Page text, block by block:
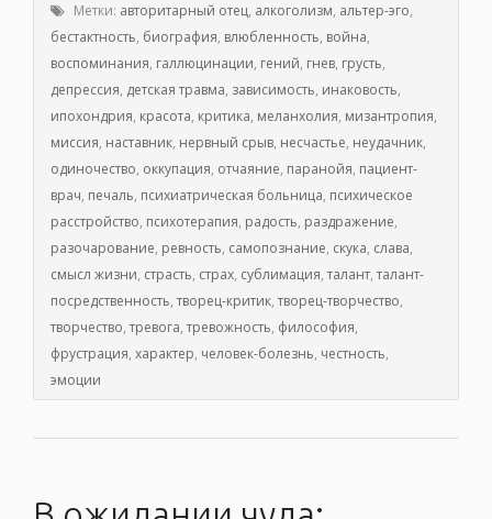
Метки: авторитарный отец, алкоголизм, альтер-эго,
бестактность, биография, влюбленность, война,
воспоминания, галлюцинации, гений, гнев, грусть,
депрессия, детская травма, зависимость, инаковость,
ипохондрия, красота, критика, меланхолия, мизантропия,
миссия, наставник, нервный срыв, несчастье, неудачник,
одиночество, оккупация, отчаяние, паранойя, пациент-
врач, печаль, психиатрическая больница, психическое
расстройство, психотерапия, радость, раздражение,
разочарование, ревность, самопознание, скука, слава,
смысл жизни, страсть, страх, сублимация,талант,талант-
посредственность,творец-критик,творец-творчество,
творчество,тревога,тревожность, философия,
фрустрация, характер, человек-болезнь, честность,
эмоции